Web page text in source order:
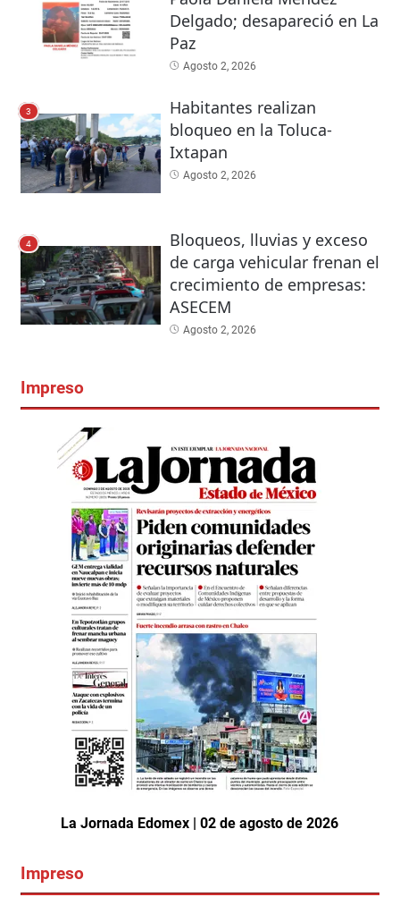
Delgado; desapareció en La
Paz
Agosto 2, 2026
3
Habitantes realizan
bloqueo en la Toluca-
Ixtapan
Agosto 2, 2026
4
Bloqueos, lluvias y exceso
de carga vehicular frenan el
crecimiento de empresas:
ASECEM
Agosto 2, 2026
Impreso
La Jornada Edomex | 02 de agosto de 2026
Impreso